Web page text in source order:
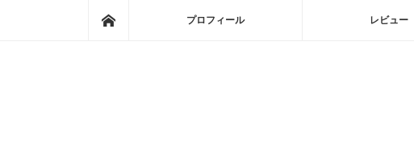
プロフィール レビュー